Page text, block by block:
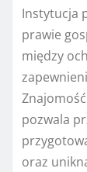
Instytucja
prawie
między
Znajomość
pozwala
oraz